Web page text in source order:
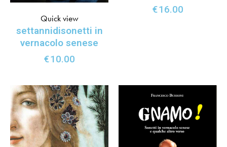
settannidisonetti in
vernacolo senese
€10.00
Quick view
€16.00